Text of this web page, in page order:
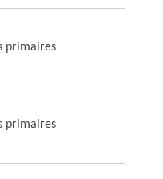
primaires
primaires